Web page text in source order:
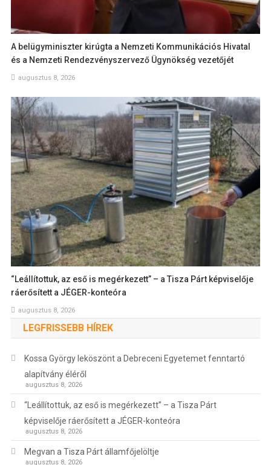
A belügyminiszter kirúgta a Nemzeti Kommunikációs Hivatal
és a Nemzeti Rendezvényszervező Ügynökség vezetőjét
augusztus 8, 2026
“Leállítottuk, az eső is megérkezett” – a Tisza Párt képviselője
ráerősített a JÉGER-konteóra
augusztus 8, 2026
LEGFRISSEBB HÍREK
Kossa György leköszönt a Debreceni Egyetemet fenntartó
alapítvány éléről
augusztus 8, 2026
“Leállítottuk, az eső is megérkezett” – a Tisza Párt
képviselője ráerősített a JÉGER-konteóra
augusztus 8, 2026
Megvan a Tisza Párt államfőjelöltje
augusztus 8, 2026